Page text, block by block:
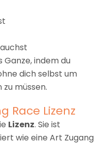
Ganze, indem du
dich selbst um
müssen.
Race Lizenz
Lizenz. Sie ist
wie eine Art Zugang